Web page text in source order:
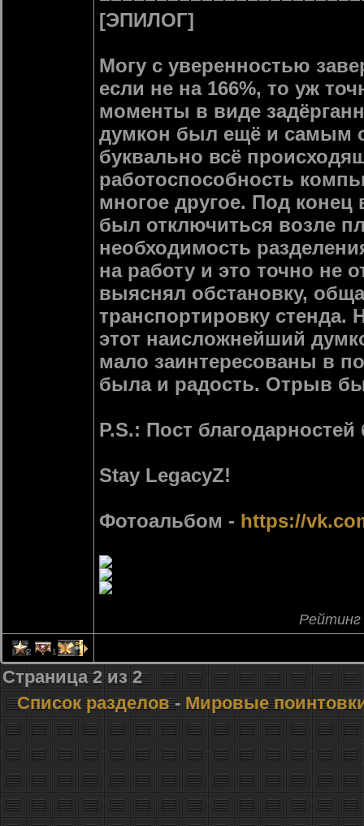
[ЭПИЛОГ]
Могу с уверенностью
если не на 166%, то уж
моменты в виде
думкон был ещё и самым
буквально всё
работоспособность
многое другое. Под конец
был отключиться возле
необходимость
на работу и это точно не
выяснял обстановку,
транспортировку стенда.
этот наисложнейший
мало заинтересованы в
была и радость. Отрыв
P.S.: Пост
Stay LegacyZ!
Фотоальбом - https://
2 1 1
Страница2 из 2
Список разделов- Мировые